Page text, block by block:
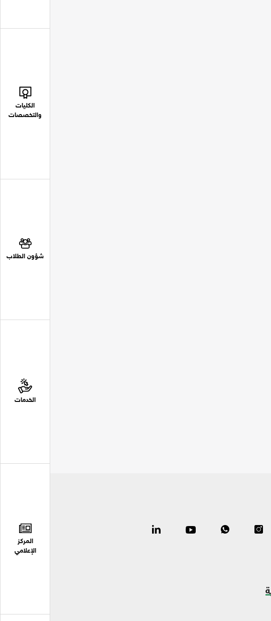
الكليات
والتخصصات
شؤون الطلاب
الخدمات
المركز
الإعلامي